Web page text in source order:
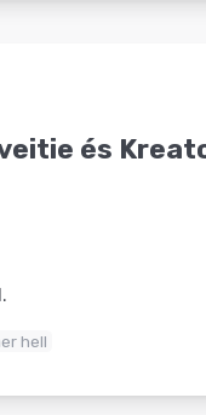
és
hell